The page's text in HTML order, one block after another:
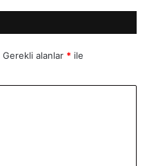
Gerekli alanlar * ile